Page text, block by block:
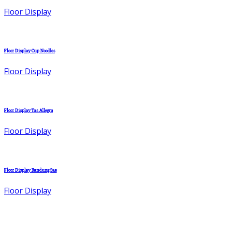
Floor Display
Floor Display Cup Noodles
Floor Display
Floor Display Tas Allegra
Floor Display
Floor Display Bandung Sae
Floor Display